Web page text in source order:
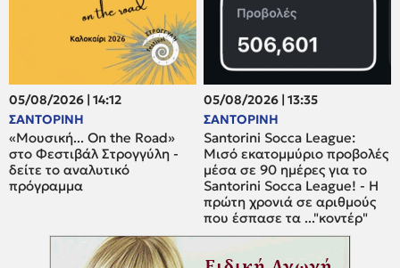
05/08/2026 | 14:12
ΣΑΝΤΟΡΙΝΗ
«Μουσική... On the Road»
στο Φεστιβάλ Στρογγύλη -
δείτε το αναλυτικό
πρόγραμμα
05/08/2026 | 13:35
ΣΑΝΤΟΡΙΝΗ
Santorini Socca League:
Μισό εκατομμύριο προβολές
μέσα σε 90 ημέρες για το
Santorini Socca League! - Η
πρώτη χρονιά σε αριθμούς
που έσπασε τα ..."κοντέρ"